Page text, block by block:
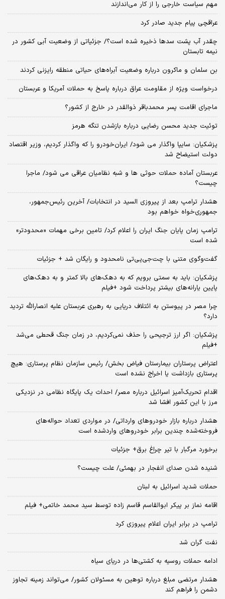
مهم سیاست خارجی را از کار می‌اندازند
عراقچی پیام جدید صادر کرد
چقدر آب پشت سدها ذخیره شده است؟/ جزئیاتی از وضعیت آبی کشور در
نیمه تابستان
بن سلمان و ماکرون درباره وضعیت آبراه‌های حیاتی منطقه رایزنی کردند
درخواست ویژه از مقاومت عراق درباره پاسخ به حملات آمریکا و عربستان
ماجرای اقامت پسر محمدباقر ذوالقدر در خارج از کشور؟
توئیت جدید محسن رضایی درباره بازشدن تنگه هرمز
پزشکیان: سایپا واگذار می شود/ ایران‌خودرو را که واگذار کردیم، وزیر اقتصاد
دولت استیضاح شد
عربستان آماده حملات حوثی ها و شبه نظامیان عراقی می شود/ ماجرا
چیست؟
هشدار ترامپ بعد از پیروزی السید در انتخابات/ آخرین رئیس‌جمهور،
جمهوری‌خواه خواهم بود
ترامپ زمان پایان جنگ ایران را اعلام کرد/ تامین برخی مهمات «محدودتر»
شده است
گفت‌وگوی متنی با چت‌جی‌پی‌تی نامحدود و رایگان شد + جزئیات
پزشکیان: باید به سمتی برویم که به دهک‌های بالا کمتر و به دهک‌های
پایین یارانه‌های بیشتر پرداخت شود +فیلم
چرا مصر در پیوستن به ائتلاف دریایی به رهبری عربستان علیه انصارالله تردید
دارد؟
پزشکیان: اگر ارز ترجیحی را حذف نمی‌کردیم، در زمان جنگ قحطی می‌شد
+فیلم
اعتراض پرستاران بیمارستان فیاض بخش/ رئیس سازمان نظام پرستاری: هیچ
پرستاری بازداشت یا اخراج نشده است
اقدام تحریک‌آمیز اسرائیل درباره مصر/ احداث یک پایگاه نظامی در نزدیکی
مرز با این کشور افشا شد
هشدار درباره بازار خودروهای وارداتی/ در مواردی تعداد حواله‌های
فروخته‌شده چندین برابر خودروهای واردشده است
برخورد مرگبار با تیر چراغ برق+ جزئیات
شنیده شدن صدای انفجار در بهمئی/ علت چیست؟
حملات شدید اسرائیل به لبنان
اقامه نماز بر پیکر ابوالقاسم قاسم زاده توسط سید محمد خاتمی+ فیلم
ترامپ در برابر ایران اعلام پیروزی کرد
نفت گران شد
ادامه حملات روسیه به کشتی‌ها در دریای سیاه
هشدار مرتضی مبلغ درباره توهین به مسئولان کشور/ می‌تواند زمینه تجاوز
دشمن را فراهم کند